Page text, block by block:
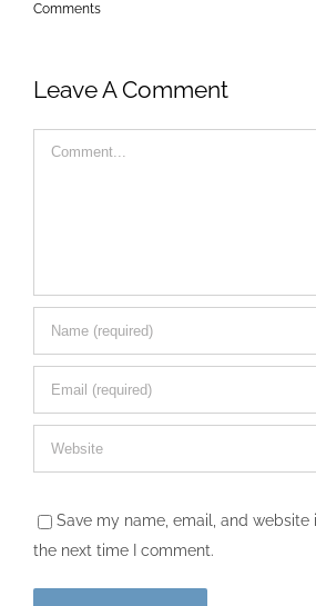
Comments
Leave A Comment
Comment
Save my name, email, and website
the next time I comment.